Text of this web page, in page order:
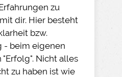
zu
dir. Hier besteht
bzw.
- beim eigenen
Nicht alles
zu haben ist wie